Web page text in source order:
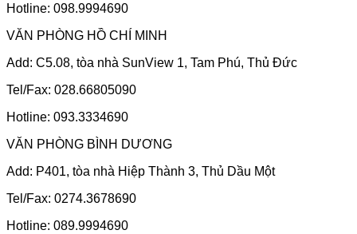
Hotline: 098.9994690
VĂN PHÒNG HỒ CHÍ MINH
Add: C5.08, tòa nhà SunView 1, Tam Phú, Thủ Đức
Tel/Fax: 028.66805090
Hotline: 093.3334690
VĂN PHÒNG BÌNH DƯƠNG
Add: P401, tòa nhà Hiệp Thành 3, Thủ Dầu Một
Tel/Fax: 0274.3678690
Hotline: 089.9994690